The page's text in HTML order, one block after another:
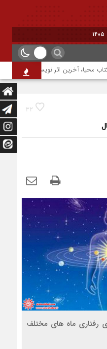
آخرین اثر نویسنده جوان شهرضایی
32
رفتاری ماه های مختلف